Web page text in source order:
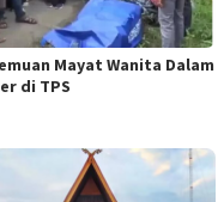
Mayat Wanita Dalam
di TPS